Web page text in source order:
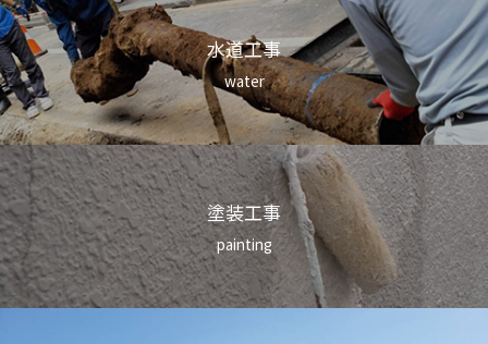
水道工事
water
塗装工事
painting